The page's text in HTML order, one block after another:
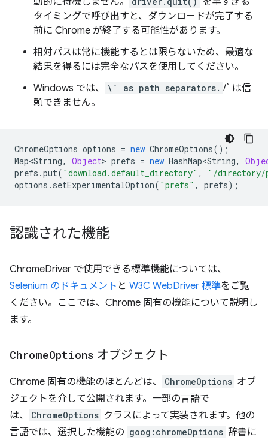
タイミングで呼び出すと、ダウンロードが完了する
前に Chrome が終了する可能性があります。
相対パスは常に機能するとは限らないため、最適な
結果を得るには完全なパスを使用してください。
Windows では、
\` as path separators. /` は信
頼できません。
ChromeOptions options = new ChromeOptions();
Map<String, Object> prefs = new HashMap<String,
prefs .put( "download.default_directory" ,
"/directory/
options . setExperimentalOption( "prefs" , prefs);
認識された機能
ChromeDriver で使用できる標準機能については、
Selenium のドキュメント と W3C WebDriver 標準をご覧
ください。ここでは、Chrome 固有の機能について説明し
ます。
ChromeOptions オブジェクト
Chrome 固有の機能のほとんどは、 ChromeOptions オブ
ジェクトを介して公開されます。一部の言語で
は、
ChromeOptions クラスによって実装されます。他の
言語では、選択した機能の goog:chromeOptions 辞書に